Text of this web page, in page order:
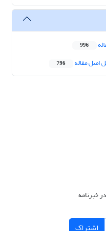
996
اصل مقاله 796
خبرنامه
اشتراک